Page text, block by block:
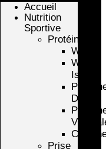
Accueil
Nutrition
Sportive
Protéines
Whey
Whey
Isolate
D’oeuf
Prise